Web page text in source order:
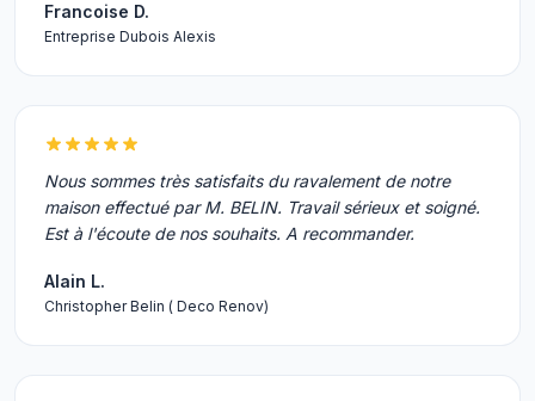
Francoise D.
Entreprise Dubois Alexis
Nous sommes très satisfaits du ravalement de notre
maison effectué par M. BELIN. Travail sérieux et soigné.
Est à l'écoute de nos souhaits. A recommander.
Alain L.
Christopher Belin ( Deco Renov)